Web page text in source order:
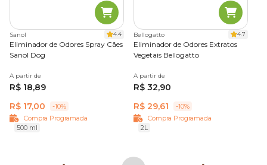
Sanol 4.4
Eliminador de Odores Spray Cães
Sanol Dog
A partir de
R$ 18,89
R$ 17,00
-10%
Compra Programada
500 ml
Bellogatto 4.7
Eliminador de Odores Extratos
Vegetais Bellogatto
A partir de
R$ 32,90
R$ 29,61
-10%
Compra Programada
2L